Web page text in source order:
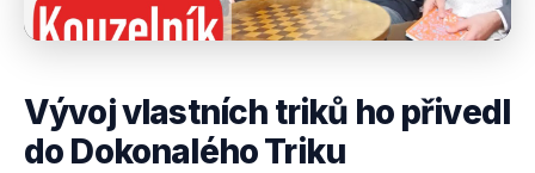
Vývoj vlastních triků ho přivedl
do Dokonalého Triku